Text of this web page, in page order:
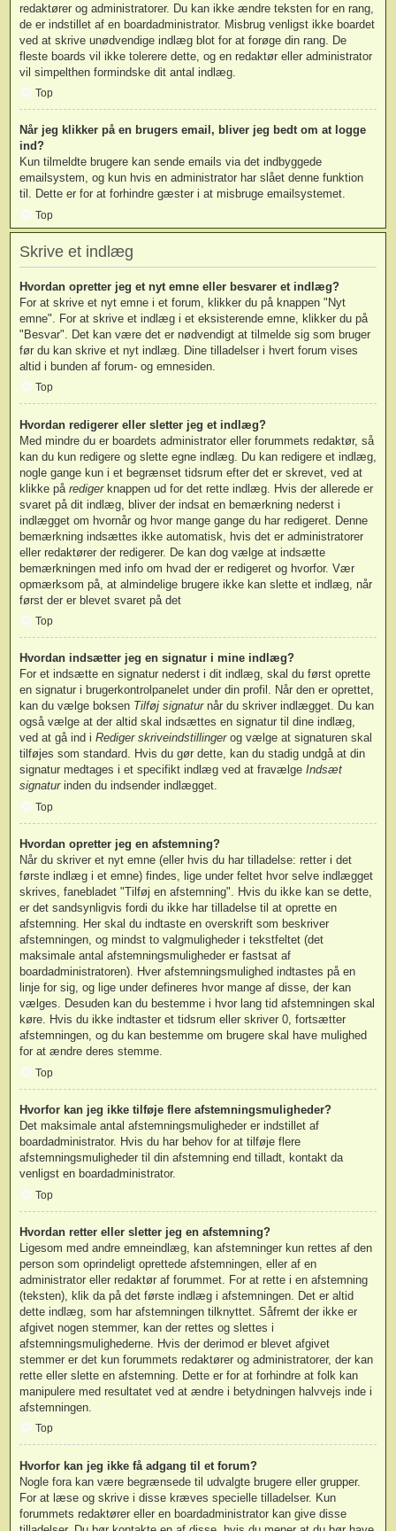
redaktører og administratorer. Du kan ikke ændre teksten for en rang,
de er indstillet af en boardadministrator. Misbrug venligst ikke boardet
ved at skrive unødvendige indlæg blot for at forøge din rang. De
fleste boards vil ikke tolerere dette, og en redaktør eller administrator
vil simpelthen formindske dit antal indlæg.
Top
Når jeg klikker på en brugers email, bliver jeg bedt om at logge
ind?
Kun tilmeldte brugere kan sende emails via det indbyggede
emailsystem, og kun hvis en administrator har slået denne funktion
til. Dette er for at forhindre gæster i at misbruge emailsystemet.
Top
Skrive et indlæg
Hvordan opretter jeg et nyt emne eller besvarer et indlæg?
For at skrive et nyt emne i et forum, klikker du på knappen "Nyt
emne". For at skrive et indlæg i et eksisterende emne, klikker du på
"Besvar". Det kan være det er nødvendigt at tilmelde sig som bruger
før du kan skrive et nyt indlæg. Dine tilladelser i hvert forum vises
altid i bunden af forum- og emnesiden.
Top
Hvordan redigerer eller sletter jeg et indlæg?
Med mindre du er boardets administrator eller forummets redaktør, så
kan du kun redigere og slette egne indlæg. Du kan redigere et indlæg,
nogle gange kun i et begrænset tidsrum efter det er skrevet, ved at
klikke på redigerknappen ud for det rette indlæg. Hvis der allerede er
svaret på dit indlæg, bliver der indsat en bemærkning nederst i
indlægget om hvornår og hvor mange gange du har redigeret. Denne
bemærkning indsættes ikke automatisk, hvis det er administratorer
eller redaktører der redigerer. De kan dog vælge at indsætte
bemærkningen med info om hvad der er redigeret og hvorfor. Vær
opmærksom på, at almindelige brugere ikke kan slette et indlæg, når
først der er blevet svaret på det
Top
Hvordan indsætter jeg en signatur i mine indlæg?
For et indsætte en signatur nederst i dit indlæg, skal du først oprette
en signatur i brugerkontrolpanelet under din profil. Når den er oprettet,
kan du vælge boksen Tilføj signaturnår du skriver indlægget. Du kan
også vælge at der altid skal indsættes en signatur til dine indlæg,
ved at gå ind i Rediger skriveindstillingerog vælge at signaturen skal
tilføjes som standard. Hvis du gør dette, kan du stadig undgå at din
signatur medtages i et specifikt indlæg ved at fravælge Indsæt
signaturinden du indsender indlægget.
Top
Hvordan opretter jeg en afstemning?
Når du skriver et nyt emne (eller hvis du har tilladelse: retter i det
første indlæg i et emne) findes, lige under feltet hvor selve indlægget
skrives, fanebladet "Tilføj en afstemning". Hvis du ikke kan se dette,
er det sandsynligvis fordi du ikke har tilladelse til at oprette en
afstemning. Her skal du indtaste en overskrift som beskriver
afstemningen, og mindst to valgmuligheder i tekstfeltet (det
maksimale antal afstemningsmuligheder er fastsat af
boardadministratoren). Hver afstemningsmulighed indtastes på en
linje for sig, og lige under defineres hvor mange af disse, der kan
vælges. Desuden kan du bestemme i hvor lang tid afstemningen skal
køre. Hvis du ikke indtaster et tidsrum eller skriver 0, fortsætter
afstemningen, og du kan bestemme om brugere skal have mulighed
for at ændre deres stemme.
Top
Hvorfor kan jeg ikke tilføje flere afstemningsmuligheder?
Det maksimale antal afstemningsmuligheder er indstillet af
boardadministrator. Hvis du har behov for at tilføje flere
afstemningsmuligheder til din afstemning end tilladt, kontakt da
venligst en boardadministrator.
Top
Hvordan retter eller sletter jeg en afstemning?
Ligesom med andre emneindlæg, kan afstemninger kun rettes af den
person som oprindeligt oprettede afstemningen, eller af en
administrator eller redaktør af forummet. For at rette i en afstemning
(teksten), klik da på det første indlæg i afstemningen. Det er altid
dette indlæg, som har afstemningen tilknyttet. Såfremt der ikke er
afgivet nogen stemmer, kan der rettes og slettes i
afstemningsmulighederne. Hvis der derimod er blevet afgivet
stemmer er det kun forummets redaktører og administratorer, der kan
rette eller slette en afstemning. Dette er for at forhindre at folk kan
manipulere med resultatet ved at ændre i betydningen halvvejs inde i
afstemningen.
Top
Hvorfor kan jeg ikke få adgang til et forum?
Nogle fora kan være begrænsede til udvalgte brugere eller grupper.
For at læse og skrive i disse kræves specielle tilladelser. Kun
forummets redaktører eller en boardadministrator kan give disse